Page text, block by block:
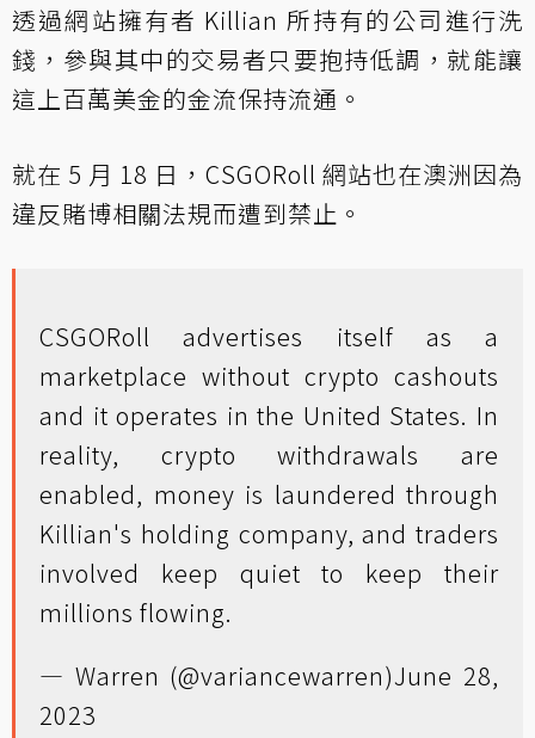
透過網站擁有者 Killian 所持有的公司進行洗
錢，參與其中的交易者只要抱持低調，就能讓
這上百萬美金的金流保持流通。
就在 5 月 18 日，CSGORoll 網站也在澳洲因為
違反賭博相關法規而遭到禁止。
CSGORoll advertises itself as a
marketplace without crypto cashouts
and it operates in the United States. In
reality, crypto withdrawals are
enabled, money is laundered through
Killian's holding company, and traders
involved keep quiet to keep their
millions flowing.
— Warren (@variancewarren)June 28,
2023